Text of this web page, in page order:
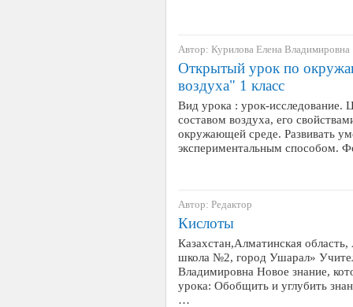
Автор: Курилова Елена Владимировна
Открытый урок по
воздуха" 1 класс
Вид урока : урок-исследование.
составом воздуха, его
окружающей среде. Развивать
экспериментальным способом.
Автор: Редактор
Кислоты
Казахстан,Алматинская
школа №2, город Ушарал»
Владимировна Новое знание,
урока: Обобщить и углубить
…